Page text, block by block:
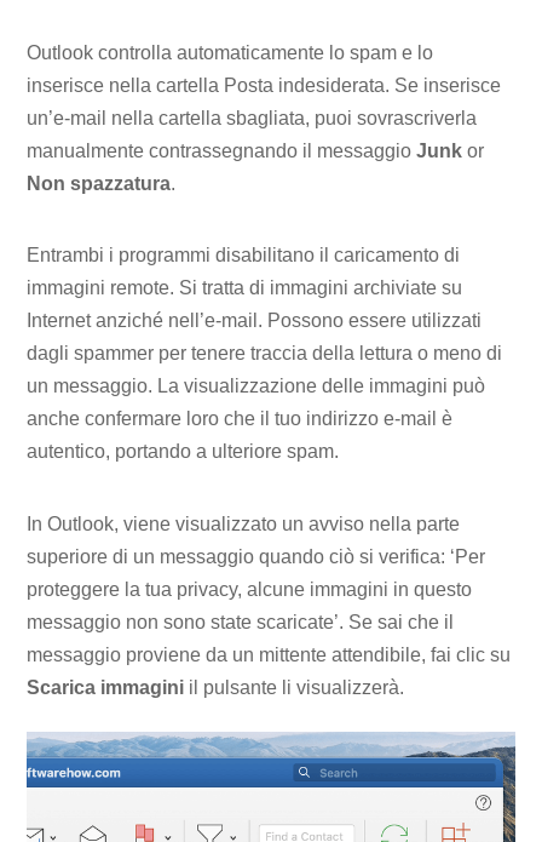
Outlook controlla automaticamente lo spam e lo
inserisce nella cartella Posta indesiderata. Se inserisce
un’e-mail nella cartella sbagliata, puoi sovrascriverla
manualmente contrassegnando il messaggioJunk or
Non spazzatura.
Entrambi i programmi disabilitano il caricamento di
immagini remote. Si tratta di immagini archiviate su
Internet anziché nell’e-mail. Possono essere utilizzati
dagli spammer per tenere traccia della lettura o meno di
un messaggio. La visualizzazione delle immagini può
anche confermare loro che il tuo indirizzo e-mail è
autentico, portando a ulteriore spam.
In Outlook, viene visualizzato un avviso nella parte
superiore di un messaggio quando ciò si verifica: ‘Per
proteggere la tua privacy, alcune immagini in questo
messaggio non sono state scaricate’. Se sai che il
messaggio proviene da un mittente attendibile, fai clic su
Scarica immagini il pulsante li visualizzerà.